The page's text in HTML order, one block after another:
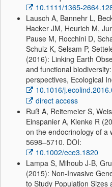
10.1111/1365-
Lausch A, Bannehr L,
Hacker JM, Heurich M,
Pause M, Rocchini D,
Schulz K, Selsam P,
(2016): Linking Earth
and functional
perspectives, Ecological
10.1016/
direct access
Ruß A, Reitemeier S,
Einspanier A, Klenke R
on the endocrinology of a
5698–5710. DOI:
10.1002/ece3.1820
Lampa S, Mihoub J-B,
(2015): Non-Invasive
to Study Population